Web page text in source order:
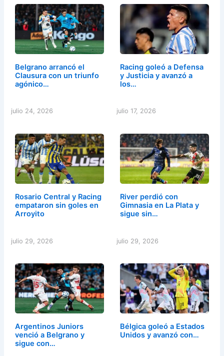
Belgrano arrancó el
Clausura con un triunfo
agónico…
julio 24, 2026
Racing goleó a Defensa
y Justicia y avanzó a
los…
julio 17, 2026
Rosario Central y Racing
empataron sin goles en
Arroyito
julio 29, 2026
River perdió con
Gimnasia en La Plata y
sigue sin…
julio 29, 2026
Argentinos Juniors
venció a Belgrano y
sigue con…
Bélgica goleó a Estados
Unidos y avanzó con…